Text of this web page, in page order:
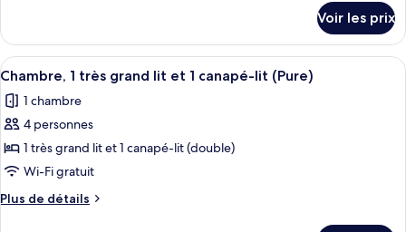
Suite,
chambre
le
type
de
Suite,
Voir les prix
Afficher
toutes
les
photos
pour
ce
type
de
Une chambre d’hôtel avec un
6
Chambre, 1 très grand lit et 1 canapé-lit (Pure)
1 chambre
4 personnes
1 très grand lit et 1 canapé-lit (double)
Wi-Fi gratuit
Plus de détails
Plus